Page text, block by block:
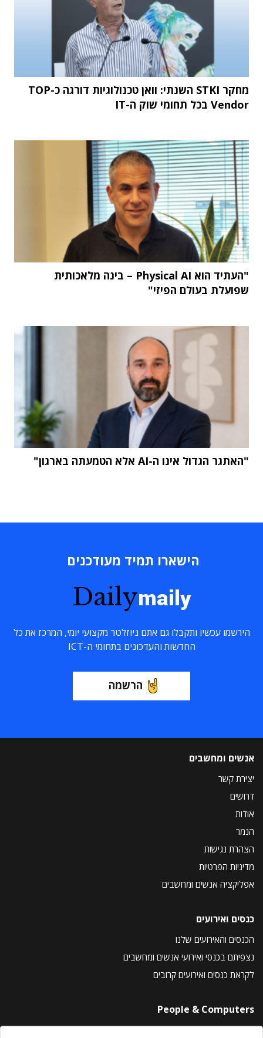
מחקר STKI השנתי: וואן טכנולוגיות דורגה כ-TOP
Vendor בכל תחומי שוק ה-IT
"העתיד הוא Physical AI – בינה מלאכותית
שפועלת בעולם הפיזי"
"האתגר הגדול אינו ה-AI אלא הטמעתה בארגון"
הישארו תמיד מעודכנים
Dailymaily
הירשמו עכשיו ותקבלו גם אתם ניוזלטר מקצועי יומי, המרכז את כל
החדשות והעדכונים בתחומי ה-ICT
הרשמה
אנשים ומחשבים
יצירת קשר
דרושים
אודות
הנמר
הצהרת נגישות
מדיניות הפרטיות
אפליקציה אנשים ומחשבים
כנסים ואירועים
הכנסים והאירועים שלנו
נצפיתם בכנסי ואירועי אנשים ומחשבים
לקראת כנסים ואירועים קרובים
People & Computers
About Us